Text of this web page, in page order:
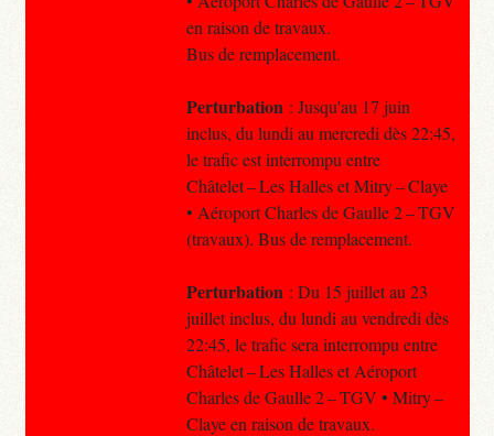
en raison de travaux.
Bus de remplacement.
Perturbation : Jusqu'au 17 juin
inclus, du lundi au mercredi dès 22:45,
le trafic est interrompu entre
Châtelet – Les Halles et Mitry – Claye
• Aéroport Charles de Gaulle 2 – TGV
(travaux). Bus de remplacement.
Perturbation : Du 15 juillet au 23
juillet inclus, du lundi au vendredi dès
22:45, le trafic sera interrompu entre
Châtelet – Les Halles et Aéroport
Charles de Gaulle 2 – TGV • Mitry –
Claye en raison de travaux.